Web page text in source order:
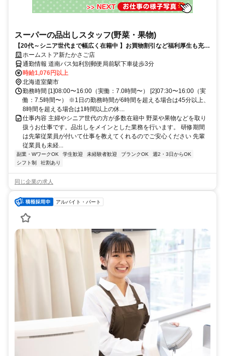
スーパーの品出しスタッフ(野菜・果物)
【20代～シニア世代まで幅広く在籍中 】お買物割引など福利厚生も充実
未経験の方でもできる簡単なお仕事です
ホームストア新たかさご店
通勤情報 道南バス知利別郵便局前駅下車徒歩3分
時給1,076円以上
北海道室蘭市
勤務時間 [1]08:00〜16:00（実働：7.0時間〜） [2]07:30〜16:00（実
働：7.5時間〜） ※1日の勤務時間が6時間を超える場合は45分以上、
8時間を超える場合は1時間以上の休...
仕事内容 主婦やシニア世代の方が多数在籍中 野菜や果物などを取り
扱うお仕事です。品出しをメインとした業務を行います。 研修期間
は先輩従業員が付いて仕事を教えてくれるのでご安心ください 先輩
従業員も未経...
副業・WワークOK 学生歓迎 未経験者歓迎 ブランクOK
週2・3日からOK
シフト制
社割あり
同じ企業の求人
アルバイト・パート